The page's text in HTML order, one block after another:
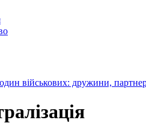
військових: дружини,